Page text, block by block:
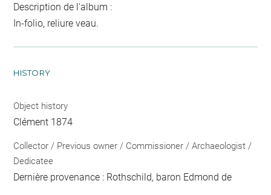
Description de l'album :
In-folio, reliure veau.
HISTORY
Object history
Clément 1874
Collector / Previous owner / Commissioner / Archaeologist /
Dedicatee
Dernière provenance : Rothschild, baron Edmond de